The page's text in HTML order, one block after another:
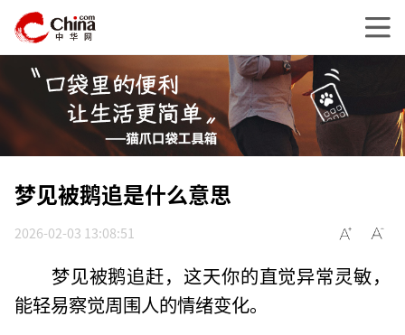
梦见被鹅追是什么意思
2026-02-03 13:08:51
梦见被鹅追赶，这天你的直觉异常灵敏，
能轻易察觉周围人的情绪变化。